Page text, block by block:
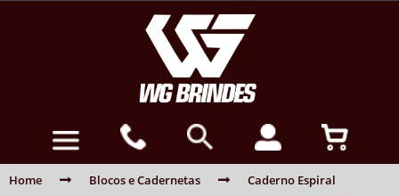
Home Blocos e Cadernetas Caderno Espiral